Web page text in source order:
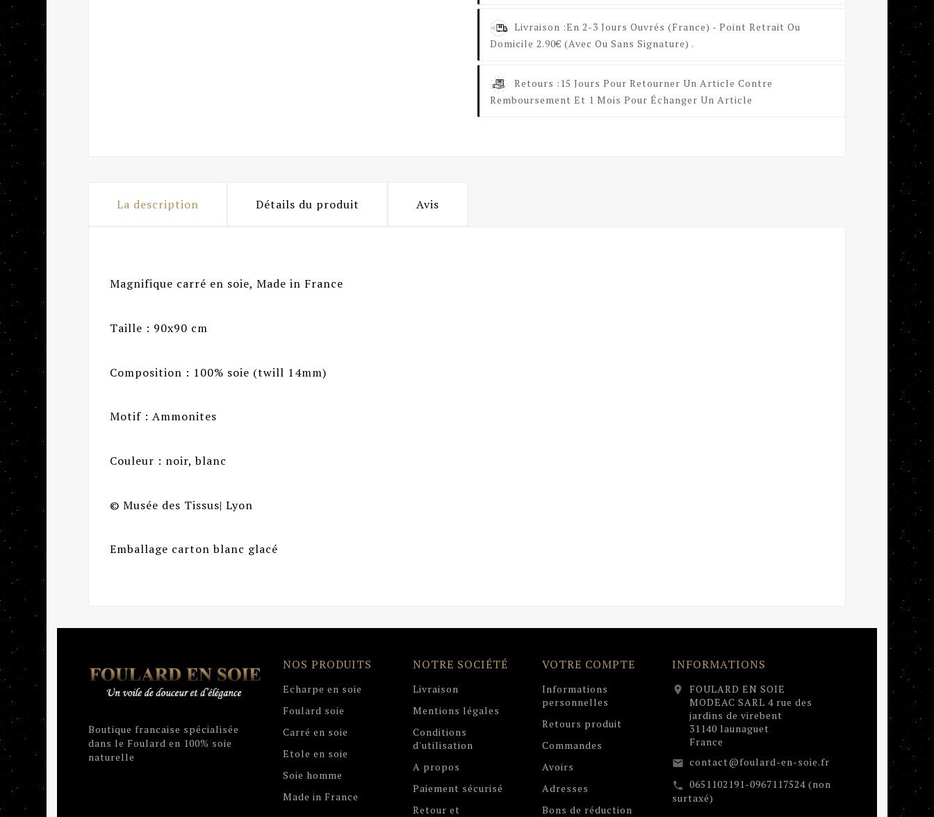
Livraison :En 2-3 Jours Ouvrés (France) - Point Retrait Ou
Domicile 2.90€ (avec Ou Sans Signature) .
Retours : 15 Jours Pour Retourner Un Article Contre
Remboursement Et 1 Mois Pour Échanger Un Article
La description Détails du produit Avis
Magnifique carré en soie, Made in France
Taille : 90x90 cm
Composition : 100% soie (twill 14mm)
Motif : Ammonites
Couleur : noir, blanc
© Musée des Tissus| Lyon
Emballage carton blanc glacé
Boutique francaise spécialisée
dans le Foulard en 100% soie
naturelle
NOS PRODUITS
Echarpe en soie
Foulard soie
Carré en soie
Etole en soie
Soie homme
Made in France
NOTRE SOCIÉTÉ
Livraison
Mentions légales
Conditions
d'utilisation
A propos
Paiement sécurisé
Retour et
VOTRE COMPTE
Informations
personnelles
Retours produit
Commandes
Avoirs
Adresses
Bons de réduction
INFORMATIONS
location_on
FOULARD EN SOIE
MODEAC SARL 4 rue des
jardins de virebent
31140 launaguet
France
email contact@foulard-en-soie.fr
call 0651102191-0967117524 (non
surtaxé)